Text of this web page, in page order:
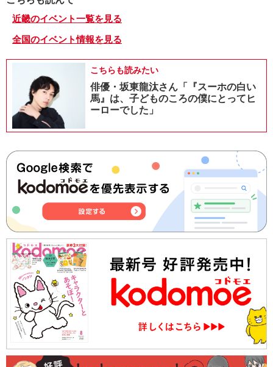
近畿のイベント一覧を見る
全国のイベント情報を見る
こちらも読みたい
俳優・坂東龍汰さん「『スーホの白い
馬』は、子どものころの僕にとってヒ
ーローでした」